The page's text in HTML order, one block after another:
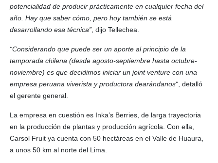
potencialidad de producir prácticamente en cualquier fecha del
año. Hay que saber cómo, pero hoy también se está
desarrollando esa técnica” , dijo Tellechea.
“Considerando que puede ser un aporte al principio de la
temporada chilena (desde agosto-septiembre hasta octubre-
noviembre) es que decidimos iniciar un joint venture con una
empresa peruana viverista y productora dearándanos“ , detalló
el gerente general.
La empresa en cuestión es Inka’s Berries, de larga trayectoria
en la producción de plantas y producción agrícola. Con ella,
Carsol Fruit ya cuenta con 50 hectáreas en el Valle de Huaura,
a unos 50 km al norte del Lima.